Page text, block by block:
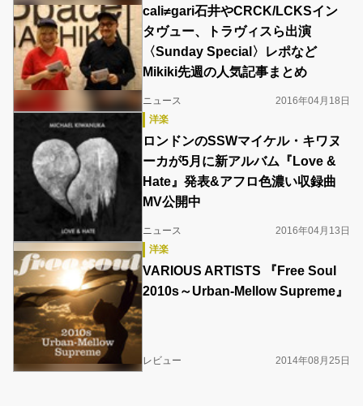
cali≠gari石井やCRCK/LCKSイン
タヴュー、トラヴィスら出演
〈Sunday Special〉レポなど
Mikiki先週の人気記事まとめ
ニュース
2016年04月18日
洋楽
ロンドンのSSWマイケル・キワヌ
ーカが5月に新アルバム『Love &
Hate』発表&アフロ色濃い収録曲
MV公開中
ニュース
2016年04月13日
洋楽
VARIOUS ARTISTS 『Free Soul
2010s～Urban-Mellow Supreme』
レビュー 2014年08月25日